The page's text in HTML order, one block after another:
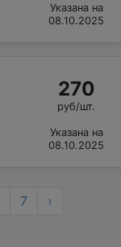
Указана на
08.10.2025
270
руб/шт.
Указана на
08.10.2025
7 ›